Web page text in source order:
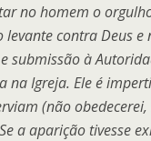
no homem o
levante contra Deus e
submissão à
na Igreja. Ele é
(não
a aparição tivesse